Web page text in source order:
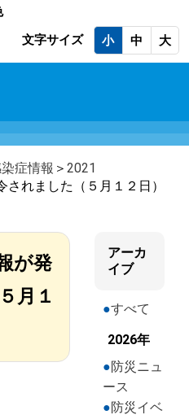
文字サイズ
小 中 大
症情報 ＞ 2021
れました（５月１２日）
が発
月１
アーカ
イブ
すべて
2026年
防災ニュ
ース
防災イベ